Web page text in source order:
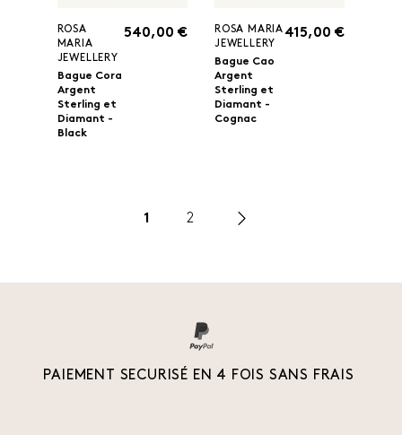
ROSA
MARIA
JEWELLERY
Bague Cora
Argent
Sterling et
Diamant -
Black
540,00 €
ROSA MARIA
JEWELLERY
Bague Cao
Argent
Sterling et
Diamant -
Cognac
415,00 €
1 2
PAIEMENT SECURISÉ EN 4 FOIS SANS FRAIS